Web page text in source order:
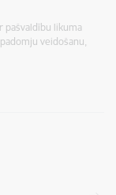
pašvaldību likuma
veidošanu,